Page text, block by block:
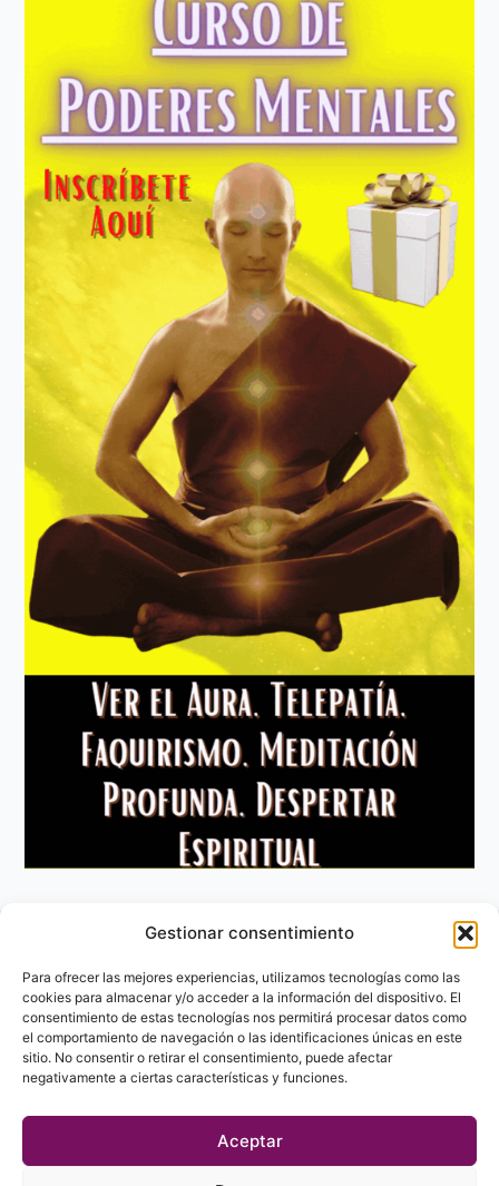
Gestionar consentimiento
Para ofrecer las mejores experiencias, utilizamos tecnologías como las
cookies para almacenar y/o acceder a la información del dispositivo. El
consentimiento de estas tecnologías nos permitirá procesar datos como
el comportamiento de navegación o las identificaciones únicas en este
sitio. No consentir o retirar el consentimiento, puede afectar
negativamente a ciertas características y funciones.
Aceptar
Aviso Legal
Política de privacidad
Política de Cookies
Contacto